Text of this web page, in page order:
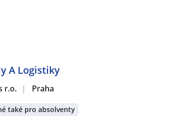
A Logistiky
r.o. | Praha
také pro absolventy